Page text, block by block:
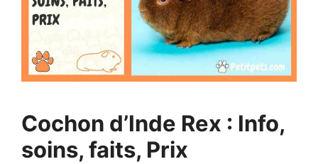
Cochon d’Inde Rex : Info,
soins, faits, Prix